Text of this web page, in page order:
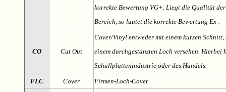
korrekte Bewertung VG+. Liegt die Qualität
Bereich, so lautet die korrekte Bewertung Ex-.
CO Cut Out
Cover/Vinyl entweder mit einem kurzen
einem durchgestanzten Loch versehen. Hierbei
Schallplattenindustrie oder des Handels.
FLC Cover Firmen-Loch-Cover